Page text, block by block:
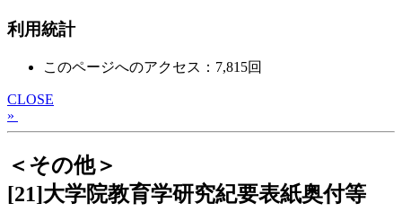
利用統計
このページへのアクセス：7,815回
CLOSE
»
＜その他＞
[21]大学院教育学研究紀要表紙奥付等